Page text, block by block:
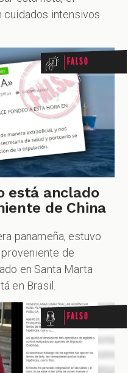
cuidados intensivos
Falso
está anclado
de China
panameña, estuvo
de
en Santa Marta
en Brasil.
Falso